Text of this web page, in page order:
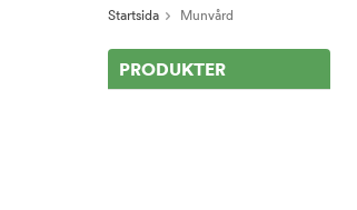
Startsida Munvård
PRODUKTER